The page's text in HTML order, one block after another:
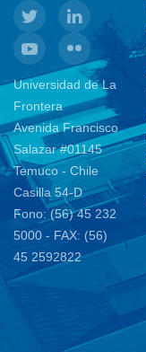
Universidad de La
Frontera
Avenida Francisco
Salazar #01145
Temuco - Chile
Casilla 54-D
Fono: (56) 45 232
5000 - FAX: (56)
45 2592822